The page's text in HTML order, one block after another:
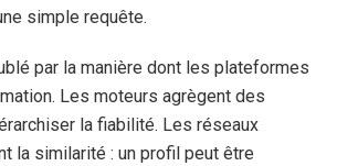
simple requête.
par la manière dont les plateformes
Les moteurs agrègent des
la fiabilité. Les réseaux
la similarité : un profil peut être